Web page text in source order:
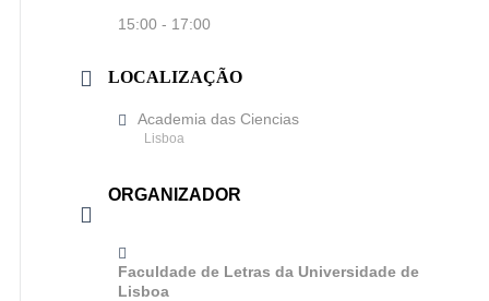
15:00 - 17:00
LOCALIZAÇÃO
Academia das Ciencias
Lisboa
ORGANIZADOR
Faculdade de Letras da Universidade de
Lisboa